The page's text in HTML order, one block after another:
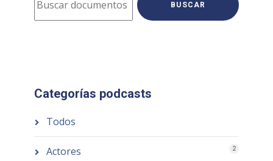
BUSCAR
Categorías podcasts
Todos
Actores 2